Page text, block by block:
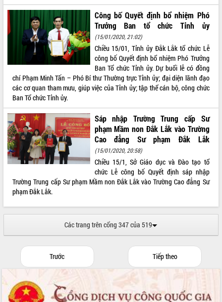
Đoàn đại biểu Quốc hội tỉnh Đắk Lắk
trao đổi thông tin trước Kỳ họp thứ
nhất, Quốc hội khóa XVI
Quyết liệt cải cách hành chính, khơi
thông nguồn lực phát triển
Nâng cao hiệu lực, hiệu quả HĐND
tỉnh thông qua hiện đại hóa hành chính
Xã Ea Phê gắn cải cách hành chính với
chuyển đổi số
Phó Chủ tịch Thường trực UBND tỉnh
Hồ Thị Nguyên Thảo làm việc tại Trung
tâm Phục vụ hành chính công xã Ea
Phê
Xây dựng nền hành chính số đồng
hành cùng nông dân dân, doanh nghiệp
Giai đoạn 2026-2030, Đắk Lắk phấn
đấu có 77% xã đạt chuẩn nông thôn
mới
Triển khai đồng bộ đo đạc, lập hồ sơ
Ứng dụng sinh trắc học - Bước tiến
trong hành trình chuyển đổi số tại Đắk
Đắk Lắk nâng cao hiệu quả công tác
Đảng từ Sổ tay đảng viên điện tử
Công bố Quyết định bổ nhiệm Phó
Trưởng Ban tổ chức Tỉnh ủy
(15/01/2020, 21:02)
Chiều 15/01, Tỉnh ủy Đắk Lắk tổ chức Lễ
công bố Quyết định bổ nhiệm Phó Trưởng
Ban Tổ chức Tỉnh ủy. Dự buổi lễ có đồng
chí Phạm Minh Tấn – Phó Bí thư Thường trực Tỉnh ủy; đại diện lãnh đạo
các cơ quan tham mưu, giúp việc của Tỉnh ủy; tập thể cán bộ, công chức
Ban Tổ chức Tỉnh ủy.
Sáp nhập Trường Trung cấp Sư
phạm Mầm non Đắk Lắk vào Trường
Cao đẳng Sư phạm Đắk Lắk
(15/01/2020, 20:58)
Chiều 15/1, Sở Giáo dục và Đào tạo tổ
chức Lễ công bố Quyết định sáp nhập
Trường Trung cấp Sư phạm Mầm non Đắk Lắk vào Trường Cao đẳng Sư
phạm Đắk Lắk.
Các trang trên cổng 347 của 519
Trước Tiếp theo